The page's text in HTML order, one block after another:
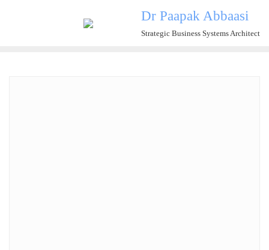
content
Dr Paapak Abbaasi
Strategic Business Systems Architect